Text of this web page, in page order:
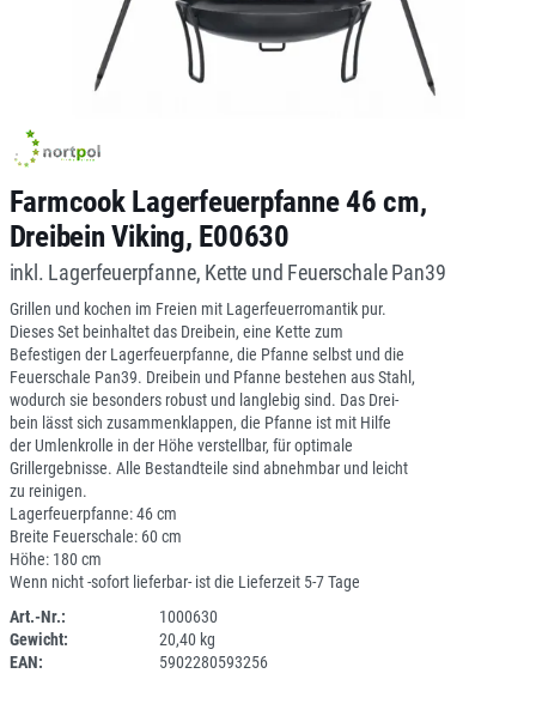
Farmcook Lagerfeuerpfanne 46 cm,
Dreibein Viking, E00630
inkl. Lagerfeuerpfanne, Kette und Feuerschale Pan39
Grillen und kochen im Freien mit Lagerfeuerromantik pur.
Dieses Set beinhaltet das Dreibein, eine Kette zum
Befestigen der Lagerfeuerpfanne, die Pfanne selbst und die
Feuerschale Pan39. Dreibein und Pfanne bestehen aus Stahl,
wodurch sie besonders robust und langlebig sind. Das Drei-
bein lässt sich zusammenklappen, die Pfanne ist mit Hilfe
der Umlenkrolle in der Höhe verstellbar, für optimale
Grillergebnisse. Alle Bestandteile sind abnehmbar und leicht
zu reinigen.
Lagerfeuerpfanne: 46 cm
Breite Feuerschale: 60 cm
Höhe: 180 cm
Wenn nicht -sofort lieferbar- ist die Lieferzeit 5-7 Tage
Art.-Nr.:
1000630
Gewicht:
20,40 kg
EAN:
5902280593256